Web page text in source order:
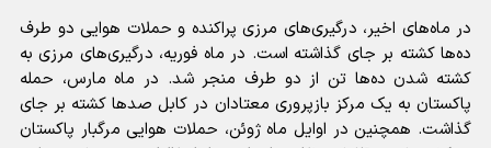
در ماه‌های اخیر، درگیری‌های مرزی پراکنده و حملات هوایی دو طرف
ده‌ها کشته بر جای گذاشته است. در ماه فوریه، درگیری‌های مرزی به
کشته شدن ده‌ها تن از دو طرف منجر شد. در ماه مارس، حمله
پاکستان به یک مرکز بازپروری معتادان در کابل صدها کشته بر جای
گذاشت. همچنین در اوایل ماه ژوئن، حملات هوایی مرگبار پاکستان